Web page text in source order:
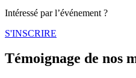
Intéressé par l’événement ?
S'INSCRIRE
Témoignage de nos